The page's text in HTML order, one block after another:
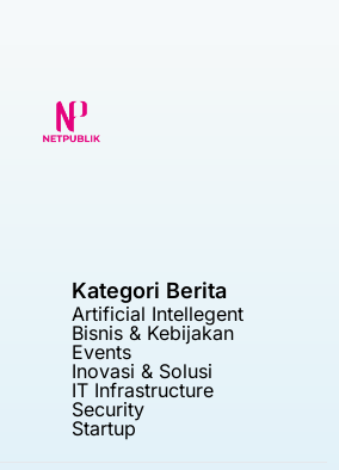
Kategori Berita
Artificial Intellegent
Bisnis & Kebijakan
Events
Inovasi & Solusi
IT Infrastructure
Security
Startup